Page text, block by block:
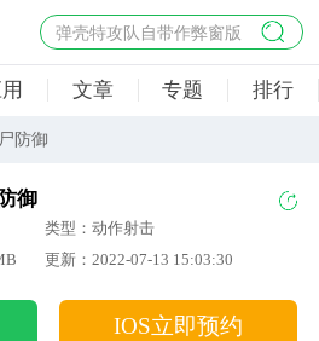
弹壳特攻队自带作弊窗版
杀手47行动
地狱幸存者破解版
文章 专题 排行
防御
御
类型：动作射击
更新：2022-07-13 15:03:30
IOS立即预约